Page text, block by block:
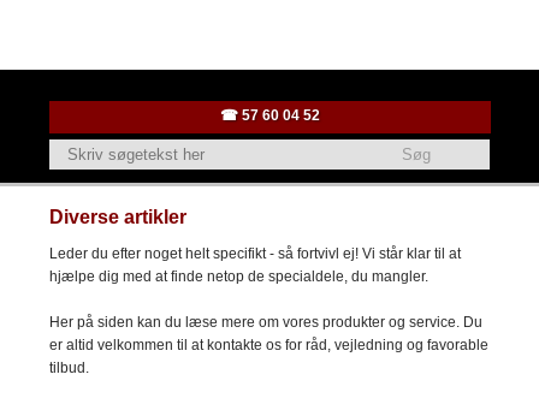
☎ ​57 ​60 04 52
Diverse artikler
Leder du efter noget helt specifikt - så fortvivl ej! Vi står klar til at
hjælpe dig med at finde netop de specialdele, du mangler.
Her på siden kan du læse mere om vores produkter og service. Du
er altid velkommen til at kontakte os for råd, vejledning og favorable
tilbud.